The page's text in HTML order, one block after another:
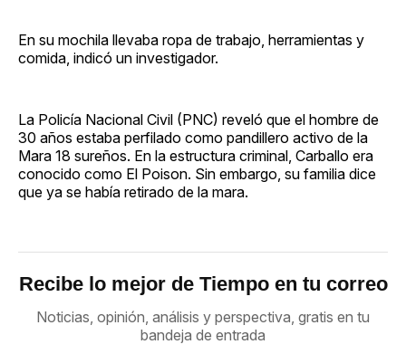
En su mochila llevaba ropa de trabajo, herramientas y
comida, indicó un investigador.
La Policía Nacional Civil (PNC) reveló que el hombre de
30 años estaba perfilado como pandillero activo de la
Mara 18 sureños. En la estructura criminal, Carballo era
conocido como El Poison. Sin embargo, su familia dice
que ya se había retirado de la mara.
Recibe lo mejor de Tiempo en tu correo
Noticias, opinión, análisis y perspectiva, gratis en tu
bandeja de entrada